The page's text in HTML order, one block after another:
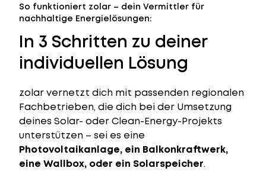
So funktioniert zolar – dein Vermittler für
nachhaltige Energielösungen:
In 3 Schritten zu deiner
individuellen Lösung
zolar vernetzt dich mit passenden regionalen
Fachbetrieben, die dich bei der Umsetzung
deines Solar- oder Clean-Energy-Projekts
unterstützen – sei es eine
Photovoltaikanlage, ein Balkonkraftwerk,
eine Wallbox, oder ein Solarspeicher.